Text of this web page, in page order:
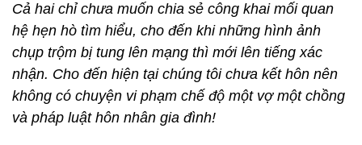
Cả hai chỉ chưa muốn chia sẻ công khai mối quan
hệ hẹn hò tìm hiểu, cho đến khi những hình ảnh
chụp trộm bị tung lên mạng thì mới lên tiếng xác
nhận. Cho đến hiện tại chúng tôi chưa kết hôn nên
không có chuyện vi phạm chế độ một vợ một chồng
và pháp luật hôn nhân gia đình!